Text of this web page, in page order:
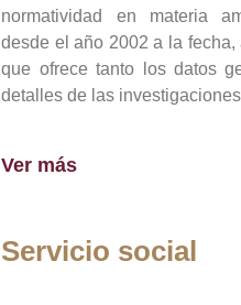
normatividad en materia
desde el año 2002 a la fecha,
que ofrece tanto los datos
detalles de las
Ver más
Servicio social